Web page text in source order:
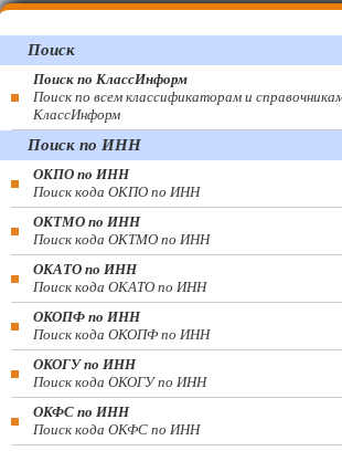
Поиск
Поиск по КлассИнформ
Поиск по всем классификаторам и
КлассИнформ
Поиск по ИНН
ОКПО по ИНН
Поиск кода ОКПО по ИНН
ОКТМО по ИНН
Поиск кода ОКТМО по ИНН
ОКАТО по ИНН
Поиск кода ОКАТО по ИНН
ОКОПФ по ИНН
Поиск кода ОКОПФ по ИНН
ОКОГУ по ИНН
Поиск кода ОКОГУ по ИНН
ОКФС по ИНН
Поиск кода ОКФС по ИНН